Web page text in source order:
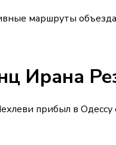
маршруты
Ирана
прибыл в Одессу